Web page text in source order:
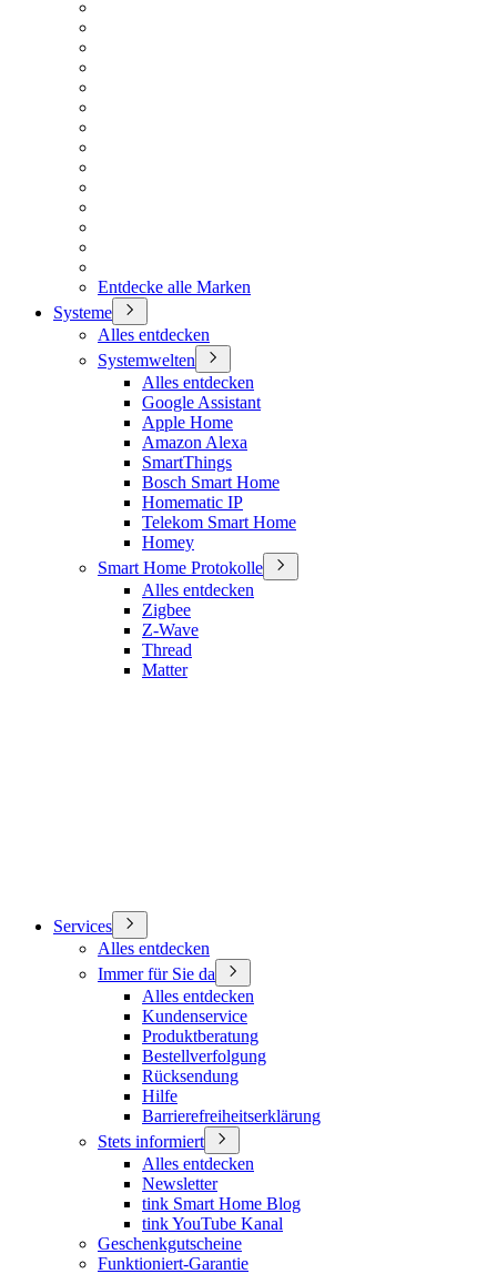
Entdecke alle Marken
Systeme
Alles entdecken
Systemwelten
Alles entdecken
Google Assistant
Apple Home
Amazon Alexa
SmartThings
Bosch Smart Home
Homematic IP
Telekom Smart Home
Homey
Smart Home Protokolle
Alles entdecken
Zigbee
Z-Wave
Thread
Matter
Services
Alles entdecken
Immer für Sie da
Alles entdecken
Kundenservice
Produktberatung
Bestellverfolgung
Rücksendung
Hilfe
Barrierefreiheitserklärung
Stets informiert
Alles entdecken
Newsletter
tink Smart Home Blog
tink YouTube Kanal
Geschenkgutscheine
Funktioniert-Garantie